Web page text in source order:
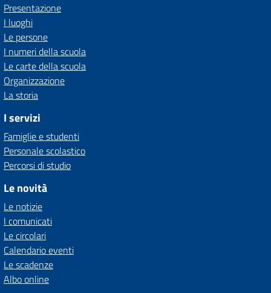
Presentazione
I luoghi
Le persone
I numeri della scuola
Le carte della scuola
Organizzazione
La storia
I servizi
Famiglie e studenti
Personale scolastico
Percorsi di studio
Le novità
Le notizie
I comunicati
Le circolari
Calendario eventi
Le scadenze
Albo online